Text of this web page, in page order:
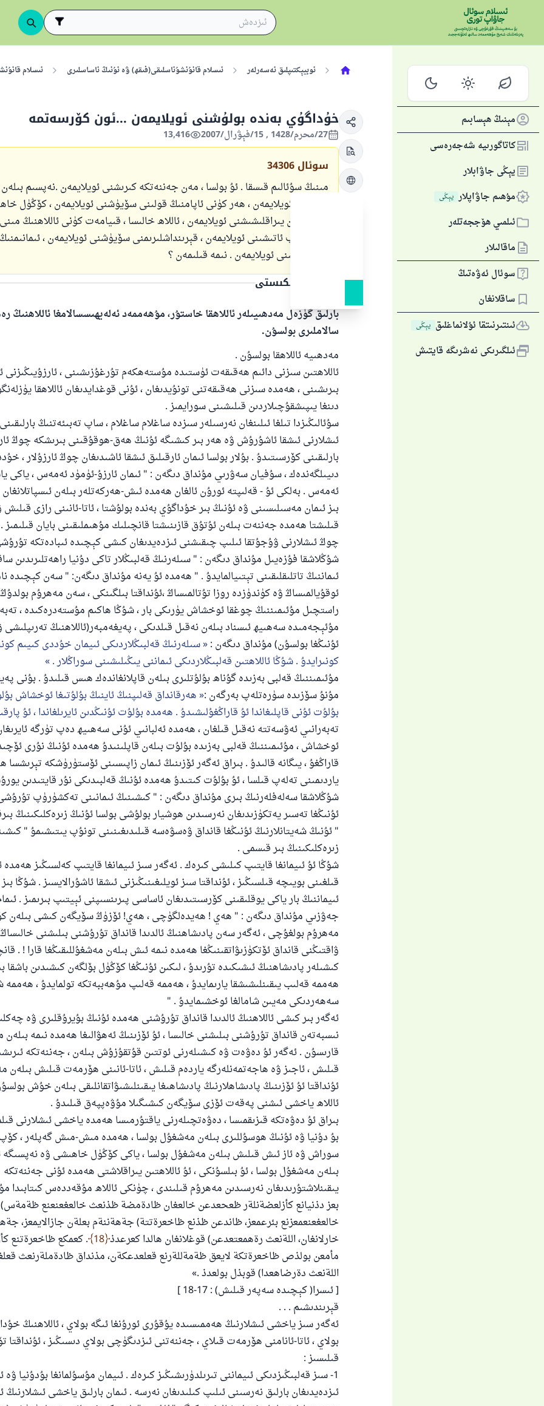
مېنىڭ ھېسابىم
كاتاگورىيە شەجەرەسى
يېڭى جاۋابلار
مۇھىم جاۋاپلار يېڭى
ئىلمىي ھۆججەتلەر
ماقالىلار
سوئال ئەۋەتىڭ
ساقلانغان
ئىنتىرنىتقا ئۇلانماغلىق يېڭى
ئىلگىرىكى نەشرىگە قايتىش
ئوبيېكتىپلىق ئەسەرلەر ئىسلام قانۇنشۇناسلىقى(فىقھ) ۋە ئۇنىڭ ئاساسلىرى ئىسلام
خۇداگۇي بەندە بولۇشنى ئويلايمەن ...ئون كۆرسەتمە
27/محرم/1428 , 15/فېۋرال/2007 13,416
سوئال 34306
مىنىڭ سۇئالىم قىسقا . ئۇ بولسا ، مەن جەننەتكە كىرىشنى ئويلايمەن .نەپسىم
قىلىشنى ئويلايمەن ، ھەر كۈنى ئاپامنىڭ قولىنى سۆيۈشنى ئويلايمەن ، كۆڭۈل
شەيتاندىن يىراقلىشىشنى ئويلايمەن ، ئاللاھ خالىسا ، قىيامەت كۈنى ئاللاھنىڭ
بەندە دەپ ئاتىشىنى ئويلايمەن ، قېرىنداشلىرىمنى سۆيۈشنى ئويلايمەن ،
كۆتۈرلىشىنى ئويلايمەن . نىمە قىلىمەن ؟
جاۋاپنىڭ تېكىستى
بارلىق گۈزەل مەدھىيىلەر ئاللاھقا خاستۇر، مۇھەممەد ئەلەيھىسسالامغا ئاللاھنىڭ
سالاملىرى بولسۇن.
مەدھىيە ئاللاھقا بولسۇن .
ئاللاھتىن سىزنى دائىم ھەقىقەت ئۈستىدە مۇستەھكەم تۇرغۇزىشىنى ،
بىرىشىنى ، ھەمدە سىزنى ھەقىقەتنى تونۇيدىغان ، ئۇنى قوغدايدىغان ئاللاھقا
دىنغا يىپىشقۇچىلاردىن قىلىشىنى سورايمىز .
سۇئالىڭىزدا تىلغا ئىلىنغان نەرسىلەر سىزدە ساغلام ساغلام ، ساپ تەبىئەتنىڭ
ئىشلارنى ئىشقا ئاشۇرۇش ۋە ھەر بىر كىشىگە ئۇنىڭ ھەق-ھوقۇقىنى بىرىشكە چوڭ
بارلىقىنى كۆرسىتىدۇ . بۇلار بولسا ئىمان ئارقىلىق ئىشقا ئاشىدىغان چوڭ ئارزۇلار ،
دىيىلگەندەك ، سۇفيان سەۋرىي مۇنداق دىگەن : " ئىمان ئارزۇ-ئۈمۈد ئەمەس ، ياكى
ئەمەس . بەلكى ئۇ - قەلىپتە ئورۇن ئالغان ھەمدە ئىش-ھەركەتلەر بىلەن
بىز ئىمان مەسىلىسىنى ۋە ئۇنىڭ بىر خۇداگۇي بەندە بولۇشتا ، ئاتا-ئانىنى رازى
قىلىشتا ھەمدە جەننەت بىلەن ئۇتۇق قازىنىشتا قانچىلىك مۇھىملىقىنى بايان قىلىمىز .
چوڭ ئىشلارنى ۋۇجۇتقا ئىلىپ چىقىشنى ئىزدەيدىغان كىشى كېچىدە ئىبادەتكە
شۇڭلاشقا فۇزەيىل مۇنداق دىگەن : " سىلەرنىڭ قەلبىڭلار تاكى دۇنيا راھەتلىرىدىن
ئىماننىڭ تاتلىقلىقىنى تېتىيالمايدۇ . " ھەمدە ئۇ يەنە مۇنداق دىگەن: " سەن كېچىدە
ئوقۇيالمىساڭ ۋە كۈندۈزدە روزا تۇتالمىساڭ ،ئۇنداقتا بىلگىنكى ، سەن مەھرۇم
راستچىل مۇئىمىننىڭ چوغقا ئوخشاش يۈرىكى بار ، شۇڭا ھاكىم مۇستەدرەكىدە ،
مۇئېجەمىدە سەھىيھ ئىسناد بىلەن نەقىل قىلدىكى ، پەيغەمبەر(ئاللاھنىڭ تەرىپلىشى
ئۇنىڭغا بولسۇن) مۇنداق دىگەن : سىلەرنىڭ قەلبىڭلاردىكى ئىيمان خۇددى كىيىم
كونىرايدۇ . شۇڭا ئاللاھتىن قەلبىڭلاردىكى ئىماننى يىڭىلىشىنى سوراڭلار .
مۇئىمىننىڭ قەلبى بەزىدە گۇناھ بۇلۇتلىرى بىلەن قاپلانغاندەك ھىس قىلىدۇ . بۇنى
مۇنۇ سۆزىدە سۈرەتلەپ بەرگەن : ھەرقانداق قەلىپنىڭ ئاينىڭ بۇلۇتىغا ئوخشاش
بۇلۇت ئۇنى قاپلىغاندا ئۇ قاراڭغۇلىشىدۇ . ھەمدە بۇلۇت ئۇنىڭدىن ئايرىلغاندا ، ئۇ
تەبەرانىي ئەۋسەتتە نەقىل قىلغان ، ھەمدە ئەلبانىي ئۇنى سەھىيھ دەپ تۈرگە
ئوخشاش ، مۇئىمىننىڭ قەلبى بەزىدە بۇلۇت بىلەن قاپلىنىدۇ ھەمدە ئۇنىڭ نۇرى
قاراڭغۇ ، يىگانە قالىدۇ . بىراق ئەگەر ئۆزىنىڭ ئىمان زاپىسىنى ئۆستۈرۈشكە تېرىشسا
ياردىمىنى تەلەپ قىلسا ، ئۇ بۇلۇت كىتىدۇ ھەمدە ئۇنىڭ قەلبىدىكى نۇر قايتىدىن
شۇڭلاشقا سەلەفلەرنىڭ بىرى مۇنداق دىگەن : " كىشىنىڭ ئىمانىنى تەكشۈرۈپ
ئۇنىڭغا تەسىر يەتكۈزىدىغان نەرسىدىن ھوشيار بولۇشى بولسا ئۇنىڭ زىرەكلىكىنىڭ
" ئۇنىڭ شەيتانلارنىڭ ئۇنىڭغا قانداق ۋەسۋەسە قىلىدىغىنىنى تونۇپ يىتىشىمۇ "
زىرەكلىكىنىڭ بىر قىسمى .
شۇڭا ئۇ ئىيمانغا قايتىپ كىلىشى كىرەك . ئەگەر سىز ئىيمانغا قايتىپ كەلسىڭىز
قىلغىنى بويىچە قىلسىڭىز ، ئۇنداقتا سىز ئويلىغىنىڭىزنى ئىشقا ئاشۇرالايسىز . شۇڭا
ئىيماننىڭ بار ياكى يوقلىقىنى كۆرسىتىدىغان ئاساسى پىرىنسىپنى ئېيتىپ بىرىمىز .
جەۋزىي مۇنداق دىگەن : " ھەي ! ھەيدەلگۈچى ، ھەي! ئۆزۈڭ سۆيگەن كىشى بىلەن
مەھرۇم بولغۇچى ، ئەگەر سەن پادىشاھنىڭ ئالدىدا قانداق تۇرۇشنى بىلىشنى
ۋاقتىڭنى قانداق ئۆتكۈزىۋاتقىنىڭغا ھەمدە نىمە ئىش بىلەن مەشغۇللىقىڭغا قارا ! .
كىشىلەر پادىشاھنىڭ ئىشىكىدە تۇرىدۇ ، لىكىن ئۇنىڭغا كۆڭۈل بۆلگەن كىشىدىن باشقا
ھەممە قەلىب يىقىنلىشىشقا يارىمايدۇ ، ھەممە قەلىپ مۇھەببەتكە تولمايدۇ ، ھەممە
سەھەردىكى مەيىن شامالغا ئوخشىمايدۇ . "
ئەگەر بىر كىشى ئاللاھنىڭ ئالدىدا قانداق تۇرۇشنى ھەمدە ئۇنىڭ بۇيرۇقلىرى ۋە
نىسبەتەن قانداق تۇرۇشنى بىلىشنى خالىسا ، ئۇ ئۆزىنىڭ ئەھۋالىغا ھەمدە نىمە بىلەن
قارىسۇن . ئەگەر ئۇ دەۋەت ۋە كىشىلەرنى ئوتتىن قۇتقۇزۇش بىلەن ، جەننەتكە
قىلىش ، ئاجىز ۋە ھاجەتمەنلەرگە ياردەم قىلىش ، ئاتا-ئانىنى ھۆرمەت قىلىش بىلەن
ئۇنداقتا ئۇ ئۆزىنىڭ پادىشاھلارنىڭ پادىشاھىغا يىقىنلىشىۋاتقانلىقى بىلەن خۇش
ئاللاھ ياخشى ئىشنى پەقەت ئۆزى سۆيگەن كىشىگىلا مۇۋەپپەق قىلىدۇ .
بىراق ئۇ دەۋەتكە قىزىقمىسا ، دەۋەتچىلەرنى ياقتۇرمىسا ھەمدە ياخشى ئىشلارنى
بۇ دۇنيا ۋە ئۇنىڭ ھوسۇللىرى بىلەن مەشغۇل بولسا ، ھەمدە مىش-مىش گەپلەر ،
سوراش ۋە ئاز ئىش قىلىش بىلەن مەشغۇل بولسا ، ياكى كۆڭۈل خاھىشى ۋە
بىلەن مەشغۇل بولسا ، ئۇ بىلسۇنكى ، ئۇ ئاللاھتىن يىراقلاشتى ھەمدە ئۇنى جەننەتكە
يىقىنلاشتۇرىدىغان نەرسىدىن مەھرۇم قىلىندى ، چۈنكى ئاللاھ مۇقەددەس كىتابىدا
بعز دذنيانع كأزلعضةنلةر ظعحعدعن خالعغان ظادةمضة ظذنعث خالعغعنعنع
خالعغعنعمعزنع بئرعمعز، ظاندعن ظذنع ظاخعرةتتة) جةهةننةم بعلةن جازالايمعز،
خارلانغان، اللةنعث رةهمعتعدعن) قوغلانغان هالدا كعرعدذ 18 . كعمكع ظاخعرةتنع
مأمعن بولذص ظاخعرةتكة لايعق ظةمةللةرنع قعلعدعكةن، مذنداق ظادةملةرنعث
اللةنعث دةرضاهعدا) قوبذل بولعدذ .»
[ ئىسرا( كېچىدە سەپەر قىلىش) : 17-18 ]
قېرىندىشىم . . .
ئەگەر سىز ياخشى ئىشلارنىڭ ھەممىسىدە يۇقۇرى ئورۇنغا ئىگە بولاي ، ئاللاھنىڭ
بولاي ، ئاتا-ئانامنى ھۆرمەت قىلاي ، جەننەتنى ئىزدىگۈچى بولاي دىسىڭىز ، ئۇنداقتا
قىلىسىز :
1- سىز قەلبىڭىزدىكى ئىيماننى تىرىلدۈرىشىڭىز كىرەك . ئىيمان مۇسۇلمانغا بۇدۇنيا ۋە
ئىزدەيدىغان بارلىق نەرسىنى ئىلىپ كىلىدىغان نەرسە . ئىمان بارلىق ياخشى
110845 - نومۇرلۇق سوئالنىڭ جاۋابى
ساقلاپ قالدى
ئۇممەتكە جاۋاپ بېرىشىمىزگە ياردەم قىلىڭ
پەيغەمبەرئەلەيھىسسالام مۇنداق دېگەن:
ياخشىلىققا باشلارپ قويغان كىشى قىلغۇچىغا ئوخشاش ساۋاپقا ئېرىشىدۇ
مۇسلىم رىۋايەت قىلغان (1893) ھەدىس